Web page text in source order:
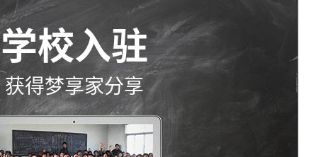
学校入驻
获得梦享家分享